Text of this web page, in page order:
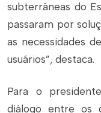
subterrâneas do
passaram por
as necessidades
usuários”, destaca.
Para o
diálogo entre os